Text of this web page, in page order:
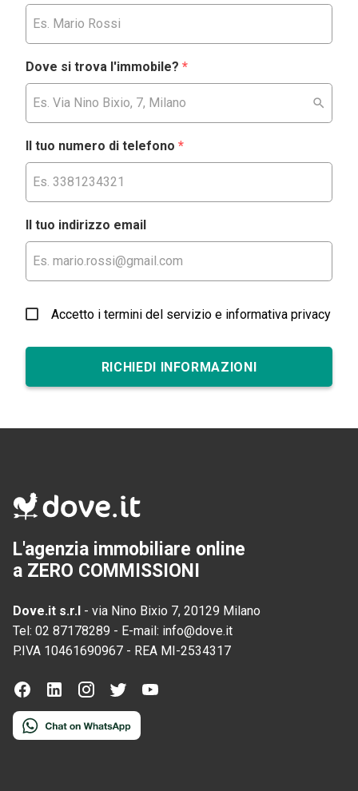
Dove si trova l'immobile? *
Il tuo numero di telefono *
Il tuo indirizzo email
Accetto i termini del servizio e informativa privacy
RICHIEDI INFORMAZIONI
L'agenzia immobiliare online
a ZERO COMMISSIONI
Dove.it s.r.l - via Nino Bixio 7, 20129 Milano
Tel: 02 87178289 - E-mail: info@dove.it
P.IVA 10461690967 - REA MI-2534317